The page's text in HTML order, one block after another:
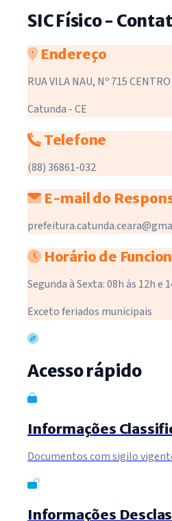
SIC Físico -
Endereço
RUA VILA NAU, Nº 715 CENTRO
Catunda - CE
Telefone
(88) 36861-032
E-mail do
Horário de
Segunda à Sexta: 08h às 12h e
Exceto feriados municipais
Acesso rápido
Informações
Documentos com sigilo
Informações